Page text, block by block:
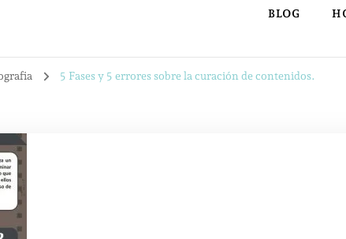
BLOG
5 Fases y 5 errores sobre la curación de contenidos.